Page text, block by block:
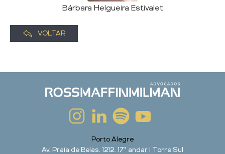
Bárbara Helgueira Estivalet
VOLTAR
Porto Alegre
Av. Praia de Belas, 1212, 17° andar | Torre Sul